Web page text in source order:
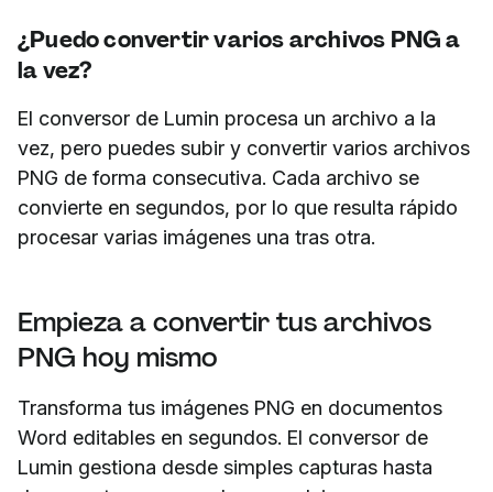
¿Puedo convertir varios archivos PNG a
la vez?
El conversor de Lumin procesa un archivo a la
vez, pero puedes subir y convertir varios archivos
PNG de forma consecutiva. Cada archivo se
convierte en segundos, por lo que resulta rápido
procesar varias imágenes una tras otra.
Empieza a convertir tus archivos
PNG hoy mismo
Transforma tus imágenes PNG en documentos
Word editables en segundos. El conversor de
Lumin gestiona desde simples capturas hasta